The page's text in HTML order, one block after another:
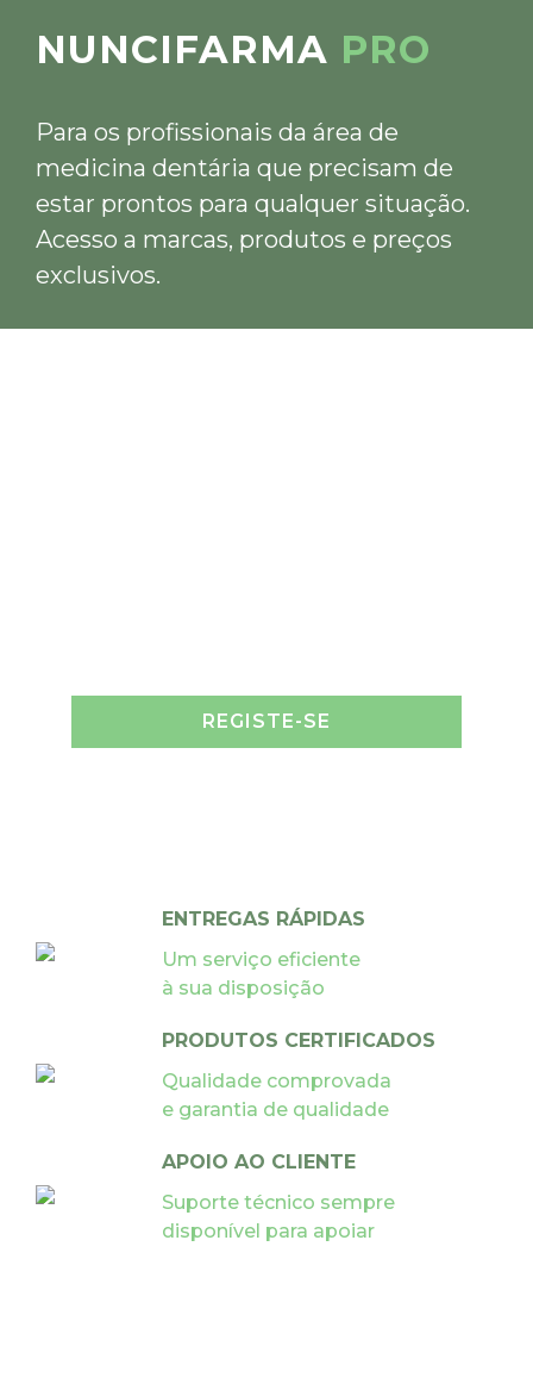
NUNCIFARMA PRO
Para os profissionais da área de
medicina dentária que precisam de
estar prontos para qualquer situação.
Acesso a marcas, produtos e preços
exclusivos.
REGISTE-SE
ENTREGAS RÁPIDAS
Um serviço eficiente
à sua disposição
PRODUTOS CERTIFICADOS
Qualidade comprovada
e garantia de qualidade
APOIO AO CLIENTE
Suporte técnico sempre
disponível para apoiar